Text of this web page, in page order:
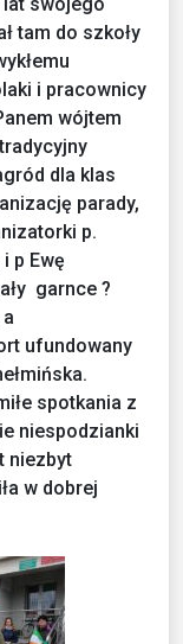
tam do szkoły
i pracownicy
wójtem
dla klas
parady,
p.
p Ewę
garnce ?
ufundowany
spotkania z
niespodzianki
niezbyt
w dobrej